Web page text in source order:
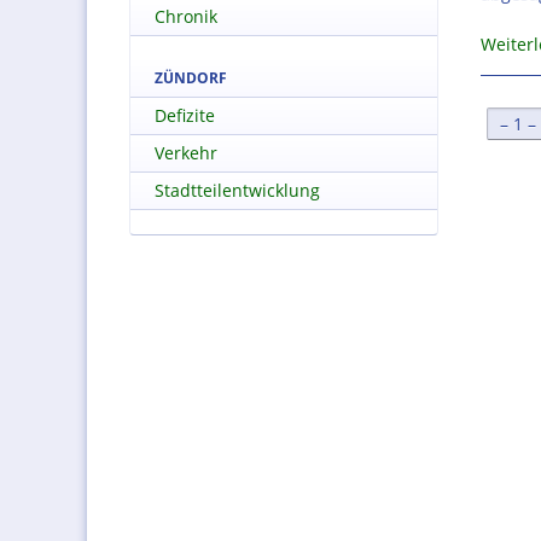
1
Chronik
ZÜNDORF
Defizite
Verkehr
Stadtteilentwicklung